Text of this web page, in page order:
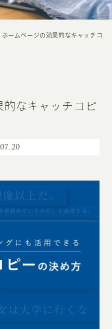
ホームページの効果的なキャッチコ
的なキャッチコピ
07.20